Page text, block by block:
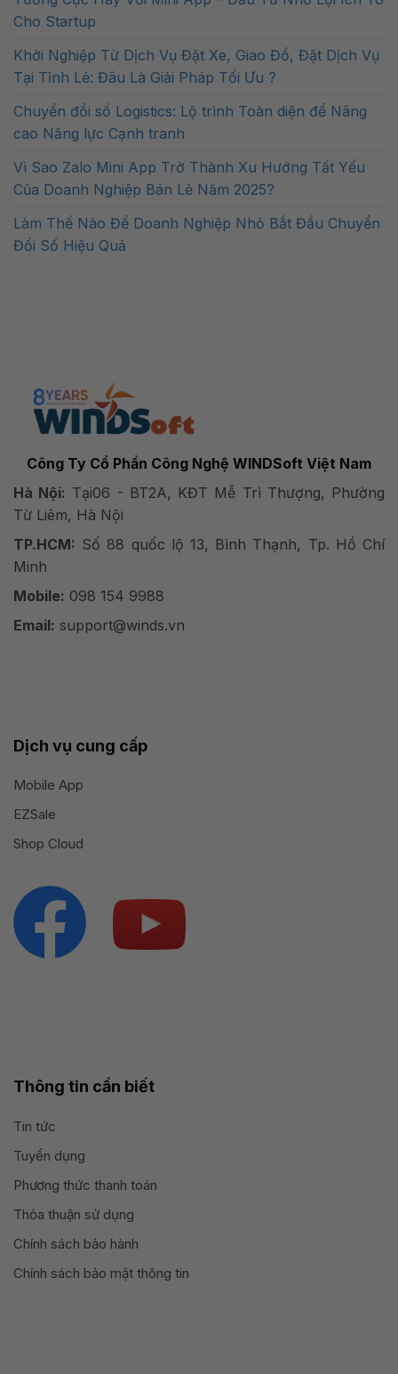
Cho Startup
Khởi Nghiệp Từ Dịch Vụ Đặt Xe, Giao Đồ, Đặt Dịch Vụ
Tại Tỉnh Lẻ: Đâu Là Giải Pháp Tối Ưu ?
Chuyển đổi số Logistics: Lộ trình Toàn diện để Nâng
cao Năng lực Cạnh tranh
Vì Sao Zalo Mini App Trở Thành Xu Hướng Tất Yếu
Của Doanh Nghiệp Bán Lẻ Năm 2025?
Làm Thế Nào Để Doanh Nghiệp Nhỏ Bắt Đầu Chuyển
Đổi Số Hiệu Quả
Công Ty Cổ Phần Công Nghệ WINDSoft Việt Nam
Hà Nội: Tại06 - BT2A, KĐT Mễ Trì Thượng, Phường
Từ Liêm, Hà Nội
TP.HCM: Số 88 quốc lộ 13, Bình Thạnh, Tp. Hồ Chí
Minh
Mobile: 098 154 9988
Email: support@winds.vn
Dịch vụ cung cấp
Mobile App
EZSale
Shop Cloud
Thông tin cần biết
Tin tức
Tuyển dụng
Phương thức thanh toán
Thỏa thuận sử dụng
Chính sách bảo hành
Chính sách bảo mật thông tin